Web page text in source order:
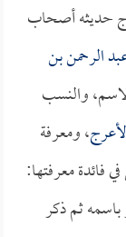
حديثه أصحاب
الرحمن بن
والنسب
، ومعرفة
فائدة معرفتها:
ثم ذكر